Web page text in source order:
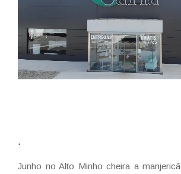
.
Junho no Alto Minho cheira a